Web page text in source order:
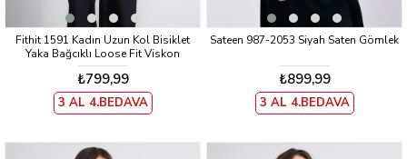
Fithit 1591 Kadın Uzun Kol Bisiklet
Yaka Bağcıklı Loose Fit Viskon
Gömlek Siyah Üzeri Kalpli Leopar
Desen
₺799,99
3 AL 4.BEDAVA
Sateen 987-2053 Siyah Saten Gömlek
₺899,99
3 AL 4.BEDAVA